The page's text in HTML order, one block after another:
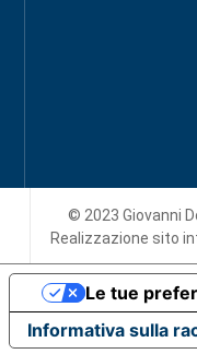
© 2023 Giovanni
Realizzazione sito
Informativa sulla
Le tue